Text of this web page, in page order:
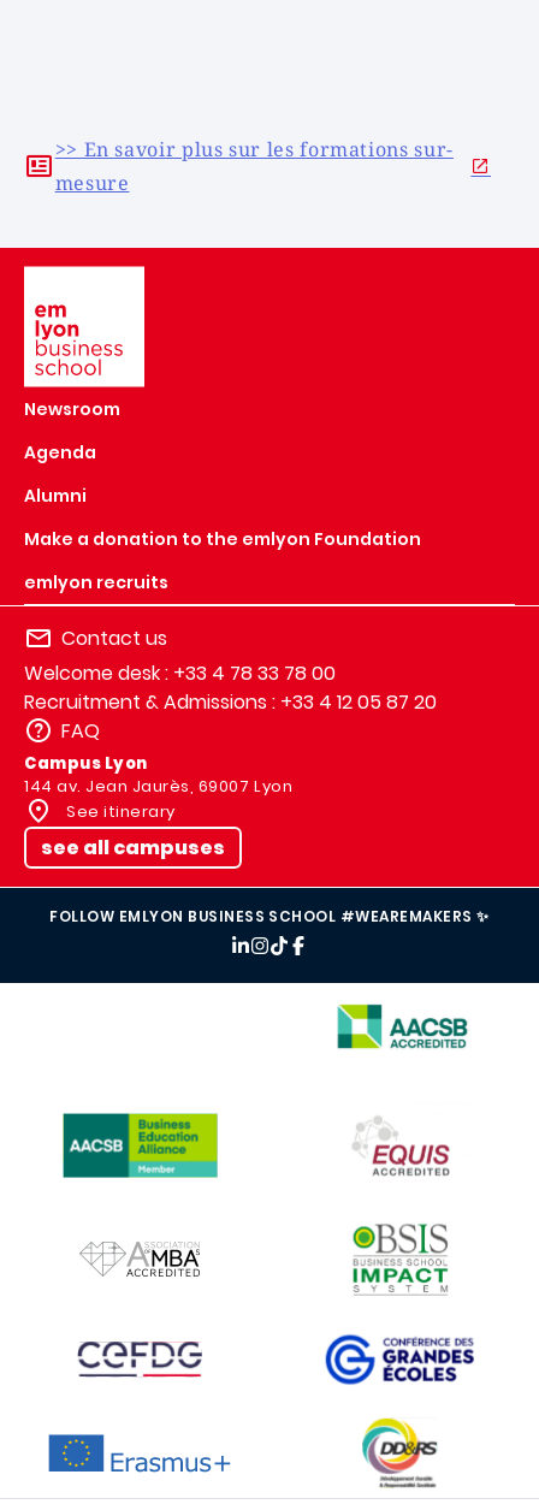
>> En savoir plus sur les formations sur-
mesure
Newsroom
Agenda
Alumni
Make a donation to the emlyon Foundation
emlyon recruits
Contact us
Welcome desk : +33 4 78 33 78 00
Recruitment & Admissions : +33 4 12 05 87 20
FAQ
Campus Lyon
144 av. Jean Jaurès, 69007 Lyon
See itinerary
see all campuses
FOLLOW EMLYON BUSINESS SCHOOL #WEAREMAKERS ✨
IMAGE
IMAGE
IMAGE
IMAGE IMAGE